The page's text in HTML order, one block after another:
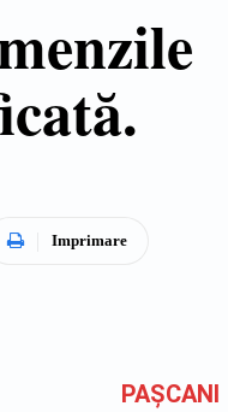
Imprimare
PAŞCANI